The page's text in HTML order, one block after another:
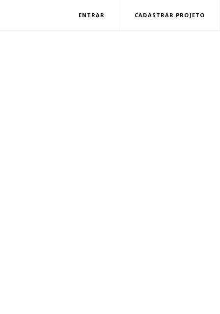
ENTRAR CADASTRAR PROJETO